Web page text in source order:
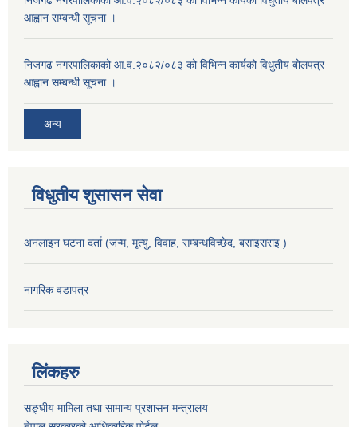
आह्वान सम्बन्धी सूचना ।
निजगढ नगरपालिकाको आ.व.२०८२/०८३ को विभिन्न कार्यको विधुतीय बोलपत्र
आह्वान सम्बन्धी सूचना ।
अन्य
विधुतीय शुसासन सेवा
अनलाइन घटना दर्ता (जन्म, मृत्यु, विवाह, सम्बन्धविच्छेद, बसाइसराइ )
नागरिक वडापत्र
लिंकहरु
सङ्‍घीय मामिला तथा सामान्य प्रशासन मन्त्रालय